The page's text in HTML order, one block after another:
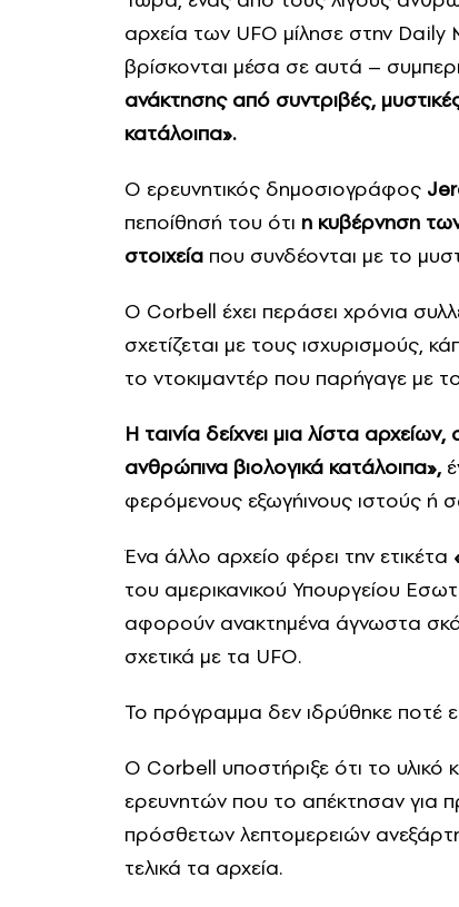
αρχεία των UFO μίλησε στην
βρίσκονται μέσα σε αυτά –
ανάκτησης από συντριβές,
κατάλοιπα».
Ο ερευνητικός δημοσιογράφος
πεποίθησή του ότι η κυβέρνηση
στοιχεία που συνδέονται με το
Ο Corbell έχει περάσει χρόνια
σχετίζεται με τους ισχυρισμούς,
το ντοκιμαντέρ που παρήγαγε με
Η ταινία δείχνει μια λίστα
ανθρώπινα βιολογικά κατάλοιπα»,
φερόμενους εξωγήινους ιστούς ή
Ένα άλλο αρχείο φέρει την ετικέτα
του αμερικανικού Υπουργείου
αφορούν ανακτημένα άγνωστα
σχετικά με τα UFO.
Το πρόγραμμα δεν ιδρύθηκε ποτέ
Ο Corbell υποστήριξε ότι το
ερευνητών που το απέκτησαν για
πρόσθετων λεπτομερειών
τελικά τα αρχεία.